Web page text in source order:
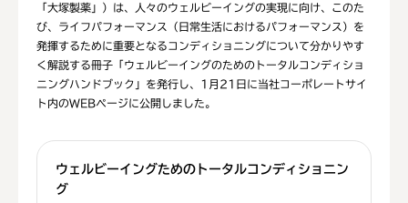
「大塚製薬」）は、人々のウェルビーイングの実現に向け、このた
び、ライフパフォーマンス（日常生活におけるパフォーマンス）を
発揮するために重要となるコンディショニングについて分かりやす
く解説する冊子「ウェルビーイングのためのトータルコンディショ
ニングハンドブック」を発行し、1月21日に当社コーポレートサイ
ト内のWEBページに公開しました。
ウェルビーイングためのトータルコンディショニン
グ